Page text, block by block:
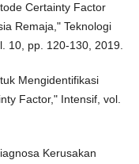
Certainty Factor
Remaja," Teknologi
10, pp. 120-130, 2019.
Mengidentifikasi
Factor," Intensif, vol.
Kerusakan